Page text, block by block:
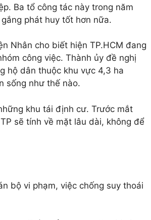
Ba tổ công tác này trong năm
phát huy tốt hơn nữa.
Nhân cho biết hiện TP.HCM đang
công việc. Thành ủy đề nghị
hộ dân thuộc khu vực 4,3 ha
sống như thế nào.
khu tái định cư. Trước mắt
sẽ tính về mặt lâu dài, không để
bộ vi phạm, việc chống suy thoái